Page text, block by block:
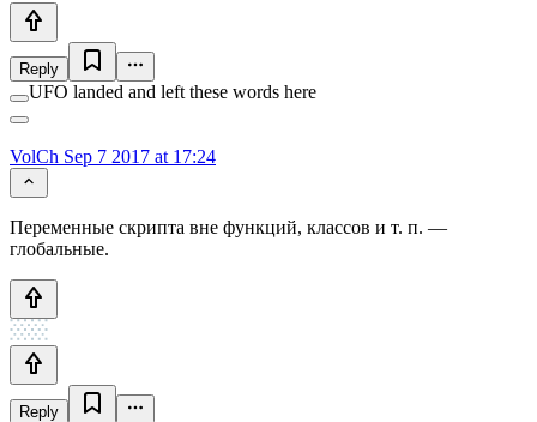
Reply
UFO landed and left these words here
VolCh Sep 7 2017 at 17:24
Переменные скрипта вне функций, классов и т. п. —
глобальные.
Reply